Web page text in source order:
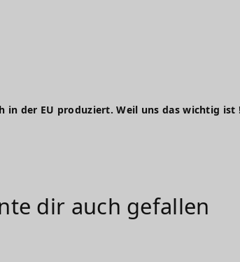
der EU produziert. Weil uns das wichtig ist
dir auch gefallen